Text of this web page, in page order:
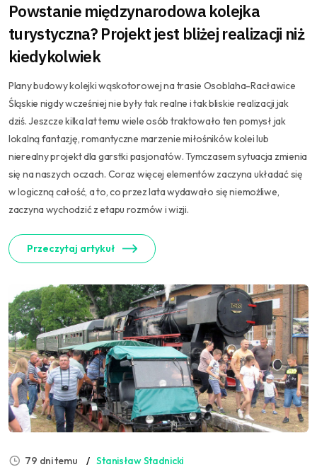
Powstanie międzynarodowa kolejka
turystyczna? Projekt jest bliżej realizacji niż
kiedykolwiek
Plany budowy kolejki wąskotorowej na trasie Osoblaha-Racławice
Śląskie nigdy wcześniej nie były tak realne i tak bliskie realizacji jak
dziś. Jeszcze kilka lat temu wiele osób traktowało ten pomysł jak
lokalną fantazję, romantyczne marzenie miłośników kolei lub
nierealny projekt dla garstki pasjonatów. Tymczasem sytuacja zmienia
się na naszych oczach. Coraz więcej elementów zaczyna układać się
w logiczną całość, a to, co przez lata wydawało się niemożliwe,
zaczyna wychodzić z etapu rozmów i wizji.
Przeczytaj artykuł
79 dni temu Stanisław Stadnicki